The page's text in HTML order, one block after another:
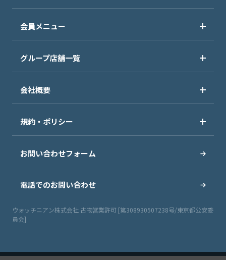
会員メニュー
グループ店舗一覧
会社概要
規約・ポリシー
お問い合わせフォーム
電話でのお問い合わせ
ウォッチニアン株式会社 古物営業許可 [第308930507238号/東京都公安委
員会]